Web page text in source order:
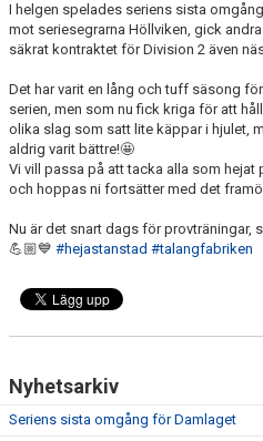
I helgen spelades seriens sista
mot seriesegrarna Höllviken, gick
säkrat kontraktet för Division 2 även
Det har varit en lång och tuff säsong
serien, men som nu fick kriga för att
olika slag som satt lite käppar i hjulet,
aldrig varit bättre!🤩
Vi vill passa på att tacka alla som
och hoppas ni fortsätter med det
Nu är det snart dags för provträningar,
💪🏼💙 #hejastanstad #talangfabriken
Nyhetsarkiv
Seriens sista omgång för Damlaget